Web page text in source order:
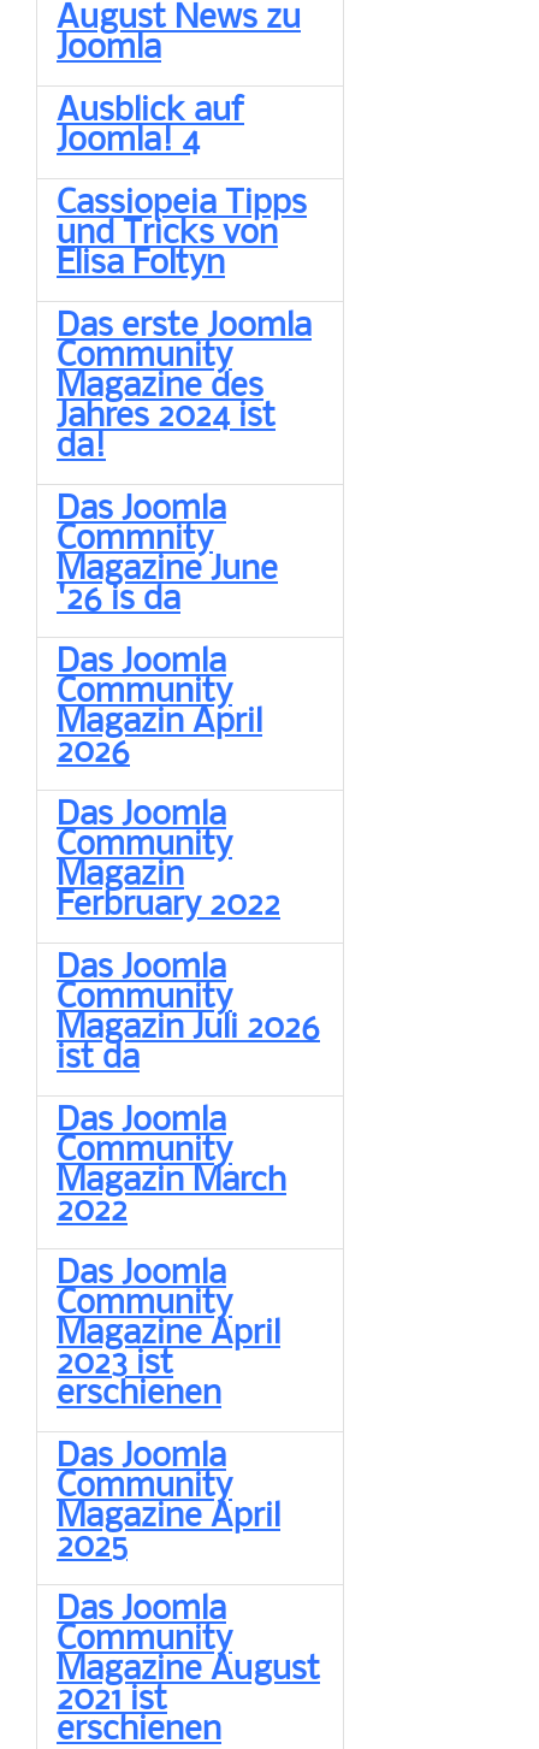
August News zu
Joomla
Ausblick auf
Joomla! 4
Cassiopeia Tipps
und Tricks von
Elisa Foltyn
Das erste Joomla
Community
Magazine des
Jahres 2024 ist
da!
Das Joomla
Commnity
Magazine June
'26 is da
Das Joomla
Community
Magazin April
2026
Das Joomla
Community
Magazin
Ferbruary 2022
Das Joomla
Community
Magazin Juli 2026
ist da
Das Joomla
Community
Magazin March
2022
Das Joomla
Community
Magazine April
2023 ist
erschienen
Das Joomla
Community
Magazine April
2025
Das Joomla
Community
Magazine August
2021 ist
erschienen